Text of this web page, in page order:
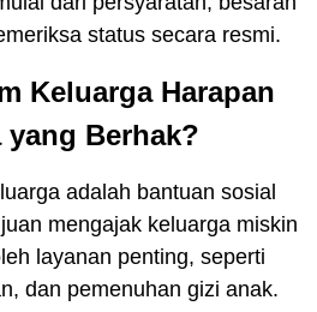
status secara resmi.
Keluarga Harapan
yang Berhak?
adalah bantuan sosial
mengajak keluarga miskin
layanan penting, seperti
dan pemenuhan gizi anak.